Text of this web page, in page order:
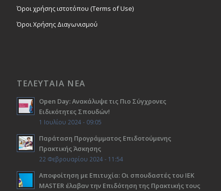
Όροι χρήσης ιστοτόπου (Terms of Use)
Όροι Χρήσης Διαγωνισμού
ΤΕΛΕΥΤΑΙΑ ΝΕΑ
Open Day: Ανακάλυψε τις Πιο Σύγχρονες
Ειδικότητες Σπουδών!
1 Ιουλίου 2024 - 09:05
Παράταση Προγράμματος Επιδοτούμενης
Πρακτικής Άσκησης
22 Φεβρουαρίου 2024 - 11:54
Αποφοίτηση με Επιτυχία: Οι σπουδαστές του ΙΕΚ
ΜΑSTER έλαβαν την Επιδότηση της Πρακτικής τους